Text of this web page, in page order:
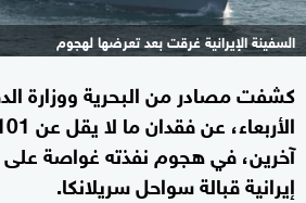
السفينة الإيرانية غرقت بعد تعرضها لهجوم
كشفت مصادر ​من ​البحرية ⁠ووزارة
آخرين، في ⁠هجوم نفذته غواصة
إيرانية قبالة ‌سواحل ​سريلانكا.